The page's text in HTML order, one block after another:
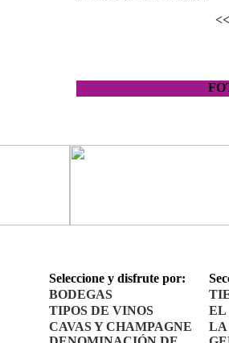
Seleccione y disfrute por:
BODEGAS
TIPOS DE VINOS
EL
CAVAS Y CHAMPAGNE
LA